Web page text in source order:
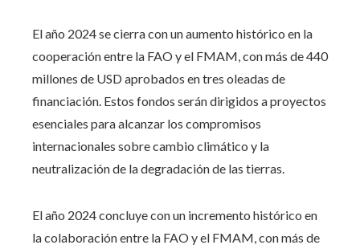
El año 2024 se cierra con un aumento histórico en la
cooperación entre la FAO y el FMAM, con más de 440
millones de USD aprobados en tres oleadas de
financiación. Estos fondos serán dirigidos a proyectos
esenciales para alcanzar los compromisos
internacionales sobre cambio climático y la
neutralización de la degradación de las tierras.
El año 2024 concluye con un incremento histórico en
la colaboración entre la FAO y el FMAM, con más de